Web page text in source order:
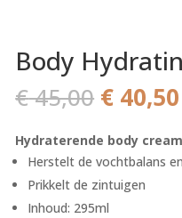
Body
€45,00
prijs
was:
€ 45,00.
€ 40,50
Hydraterende body cream
Herstelt de vochtbalans
Prikkelt de zintuigen
Inhoud: 295ml